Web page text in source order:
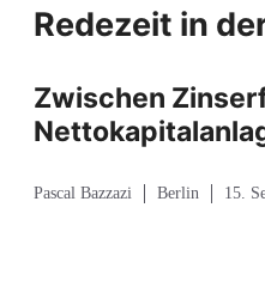
Redezeit in
Zwischen
Pascal Bazzazi Berlin 15.